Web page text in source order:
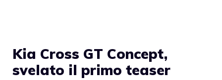
Kia Cross GT Concept,
svelato il primo teaser